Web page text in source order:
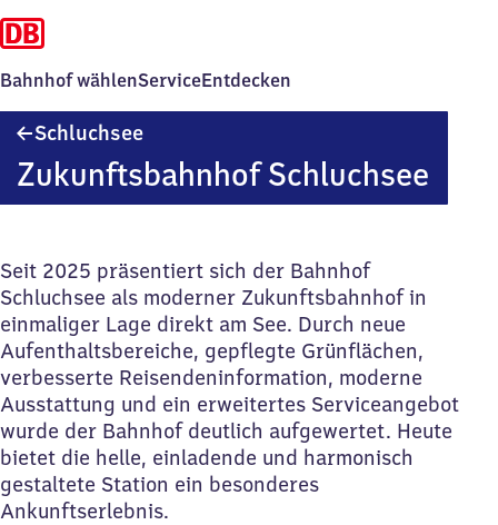
Bahnhof wählenServiceEntdecken
Schluchsee
Zukunftsbahnhof Schluchsee
Seit 2025 präsentiert sich der Bahnhof
Schluchsee als moderner Zukunftsbahnhof in
einmaliger Lage direkt am See. Durch neue
Aufenthaltsbereiche, gepflegte Grünflächen,
verbesserte Reisendeninformation, moderne
Ausstattung und ein erweitertes Serviceangebot
wurde der Bahnhof deutlich aufgewertet. Heute
bietet die helle, einladende und harmonisch
gestaltete Station ein besonderes
Ankunftserlebnis.